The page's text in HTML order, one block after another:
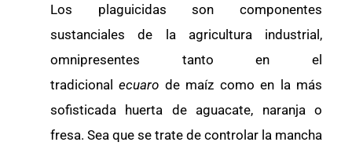
Los plaguicidas son componentes
sustanciales de la agricultura industrial,
omnipresentes tanto en el
tradicionalecuaro de maíz como en la más
sofisticada huerta de aguacate, naranja o
fresa. Sea que se trate de controlar la mancha